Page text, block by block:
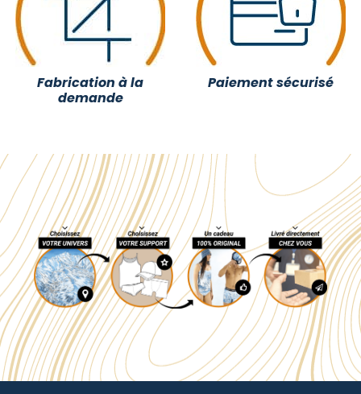
Fabrication à la
demande
Paiement sécurisé